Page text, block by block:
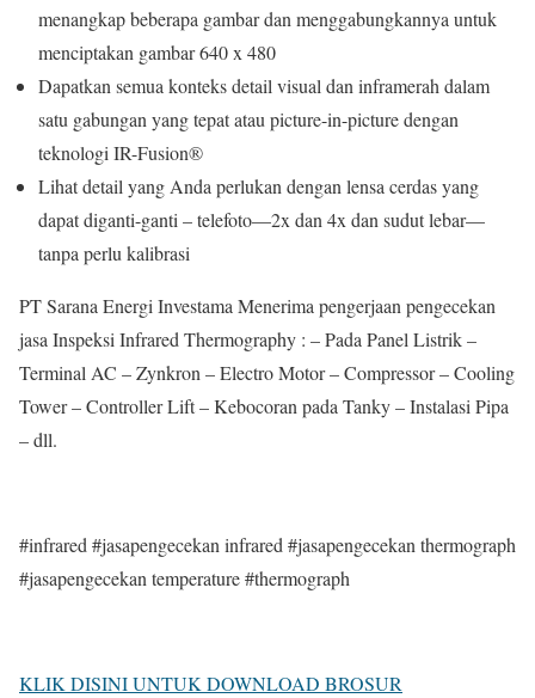
menangkap beberapa gambar dan menggabungkannya untuk
menciptakan gambar 640 x 480
Dapatkan semua konteks detail visual dan inframerah dalam
satu gabungan yang tepat atau picture-in-picture dengan
teknologi IR-Fusion®
Lihat detail yang Anda perlukan dengan lensa cerdas yang
dapat diganti-ganti – telefoto—2x dan 4x dan sudut lebar—
tanpa perlu kalibrasi
PT Sarana Energi Investama Menerima pengerjaan pengecekan
jasa Inspeksi Infrared Thermography : – Pada Panel Listrik –
Terminal AC – Zynkron – Electro Motor – Compressor – Cooling
Tower – Controller Lift – Kebocoran pada Tanky – Instalasi Pipa
– dll.
#infrared #jasapengecekan infrared #jasapengecekan thermograph
#jasapengecekan temperature #thermograph
KLIK DISINI UNTUK DOWNLOAD BROSUR